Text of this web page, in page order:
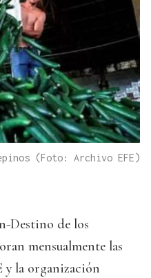
(Foto: Archivo EFE)
Destino de los
mensualmente las
y la organización